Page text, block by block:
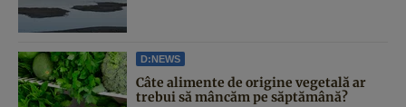
D:NEWS
Câte alimente de origine vegetală ar
trebui să mâncăm pe săptămână?